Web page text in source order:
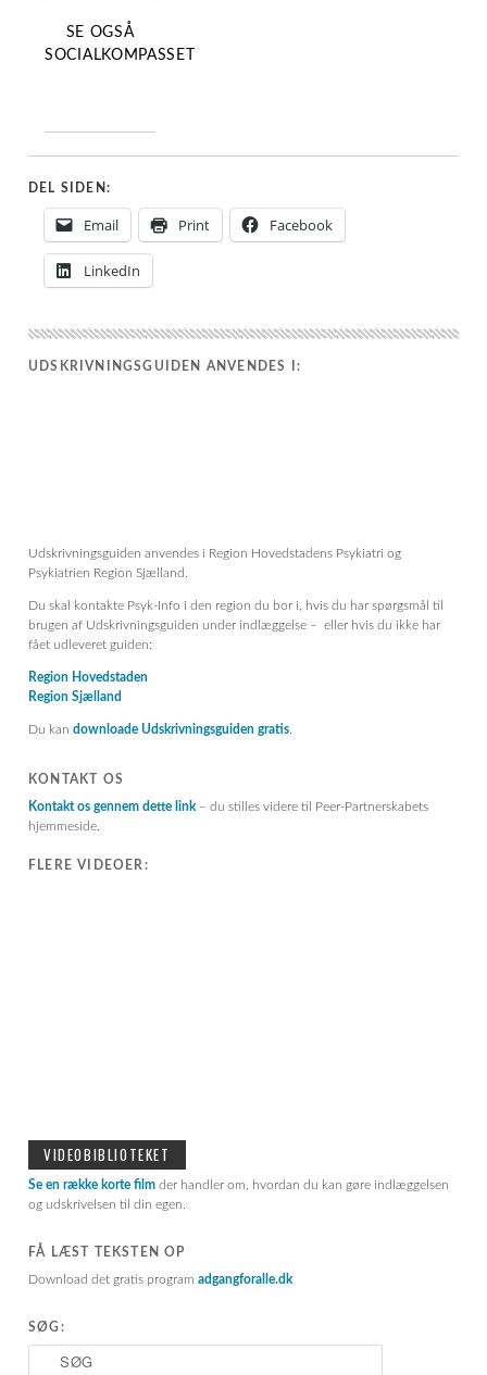
SE OGSÅ
SOCIALKOMPASSET
DEL SIDEN:
Email Print Facebook
LinkedIn
UDSKRIVNINGSGUIDEN ANVENDES I:
Udskrivningsguiden anvendes i Region Hovedstadens Psykiatri og
Psykiatrien Region Sjælland.
Du skal kontakte Psyk-Info i den region du bor i, hvis du har spørgsmål til
brugen af Udskrivningsguiden under indlæggelse – eller hvis du ikke har
fået udleveret guiden:
Region Hovedstaden
Region Sjælland
Du kan downloade Udskrivningsguiden gratis
KONTAKT OS
Kontakt os gennem dette link – du stilles videre til Peer-Partnerskabets
hjemmeside.
FLERE VIDEOER:
VIDEOBIBLIOTEKET
Se en række korte film der handler om, hvordan du kan gøre indlæggelsen
og udskrivelsen til din egen.
FÅ LÆST TEKSTEN OP
Download det gratis program adgangforalle.dk
SØG: